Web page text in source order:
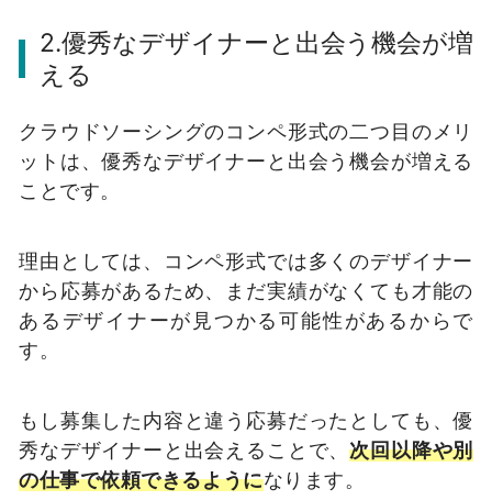
2.優秀なデザイナーと出会う機会が増
える
クラウドソーシングのコンペ形式の二つ目のメリ
ットは、優秀なデザイナーと出会う機会が増える
ことです。
理由としては、コンペ形式では多くのデザイナー
から応募があるため、まだ実績がなくても才能の
あるデザイナーが見つかる可能性があるからで
す。
もし募集した内容と違う応募だったとしても、優
秀なデザイナーと出会えることで、次回以降や別
の仕事で依頼できるようになります。